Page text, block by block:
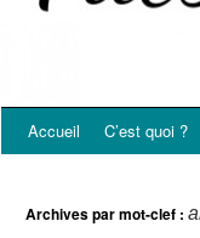
Accueil C’est quoi ?
Archives par mot-clef :